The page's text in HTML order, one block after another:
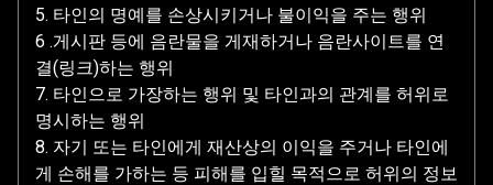
5. 타인의 명예를 손상시키거나 불이익을 주는 행위
6 .게시판 등에 음란물을 게재하거나 음란사이트를 연
결(링크)하는 행위
7. 타인으로 가장하는 행위 및 타인과의 관계를 허위로
명시하는 행위
8. 자기 또는 타인에게 재산상의 이익을 주거나 타인에
게 손해를 가하는 등 피해를 입힐 목적으로 허위의 정보